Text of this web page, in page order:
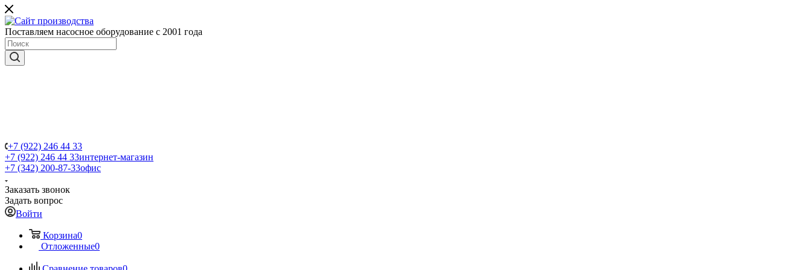
Поставляем насосное оборудование с 2001 года
+7 (922) 246 44 33
+7 (922) 246 44 33интернет-магазин
+7 (342) 200-87-33офис
Заказать звонок
Задать вопрос
Войти
Корзина0
Отложенные0